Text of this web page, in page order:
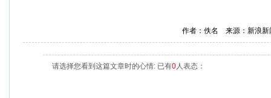
作者：佚名 来源：新浪
请选择您看到这篇文章时的心情: 已有0人表态：